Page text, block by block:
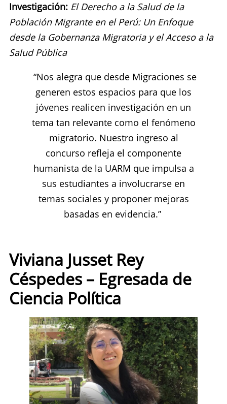
Investigación: El Derecho a la Salud de la
Población Migrante en el Perú: Un Enfoque
desde la Gobernanza Migratoria y el Acceso a la
Salud Pública
“Nos alegra que desde Migraciones se
generen estos espacios para que los
jóvenes realicen investigación en un
tema tan relevante como el fenómeno
migratorio. Nuestro ingreso al
concurso refleja el componente
humanista de la UARM que impulsa a
sus estudiantes a involucrarse en
temas sociales y proponer mejoras
basadas en evidencia.”
Viviana Jusset Rey
Céspedes – Egresada de
Ciencia Política